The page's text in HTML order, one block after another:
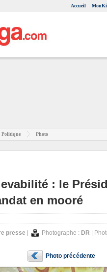
Accueil
Politique Photo
: le
en mooré
presse Photographe : DR |
Photo précédente